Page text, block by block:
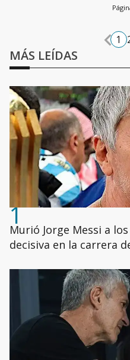
1
MÁS LEÍDAS
1
Murió Jorge Messi a
decisiva en la carrera